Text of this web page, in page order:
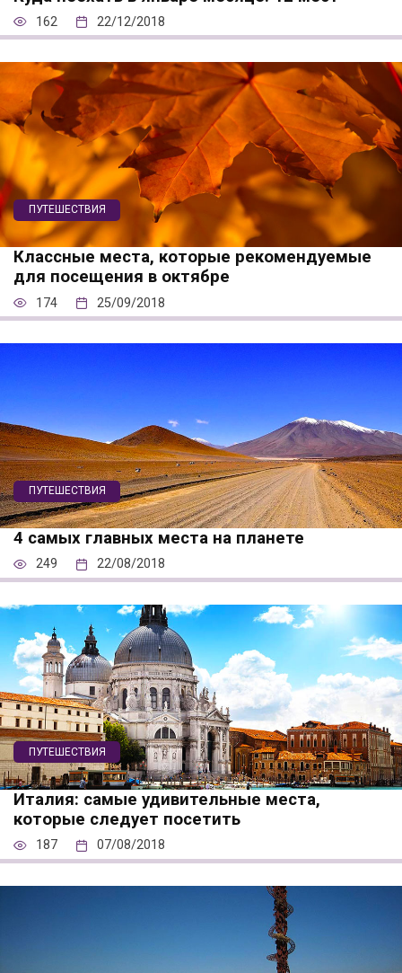
162 22/12/2018
ПУТЕШЕСТВИЯ
Классные места, которые рекомендуемые
для посещения в октябре
174 25/09/2018
ПУТЕШЕСТВИЯ
4 самых главных места на планете
249 22/08/2018
ПУТЕШЕСТВИЯ
Италия: самые удивительные места,
которые следует посетить
187 07/08/2018